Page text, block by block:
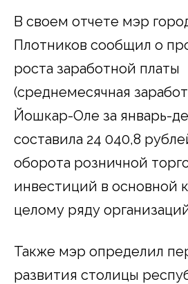
В своем отчете мэр
Плотников сообщил о
роста заработной платы
(среднемесячная
Йошкар-Оле за январь-
составила 24 040,8
оборота розничной
инвестиций в основной
целому ряду
Также мэр определил
развития столицы